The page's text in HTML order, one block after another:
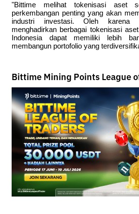
"Bittime melihat tokenisasi aset
perkembangan penting yang akan
industri investasi. Oleh karena
menghadirkan berbagai tokenisasi
Indonesia dapat memiliki lebih
membangun portofolio yang
Bittime Mining Points League